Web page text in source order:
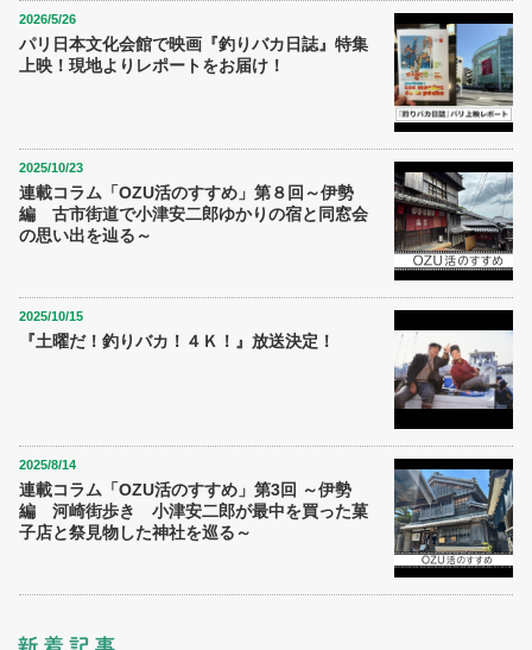
2026/5/26
パリ日本文化会館で映画『釣りバカ日誌』特集
上映！現地よりレポートをお届け！
2025/10/23
連載コラム「OZU活のすすめ」第８回～伊勢
編 古市街道で小津安二郎ゆかりの宿と同窓会
の思い出を辿る～
2025/10/15
『土曜だ！釣りバカ！４Ｋ！』放送決定！
2025/8/14
連載コラム「OZU活のすすめ」第3回 ～伊勢
編 河崎街歩き 小津安二郎が最中を買った菓
子店と祭見物した神社を巡る～